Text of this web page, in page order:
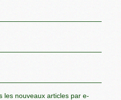
les nouveaux articles par e-